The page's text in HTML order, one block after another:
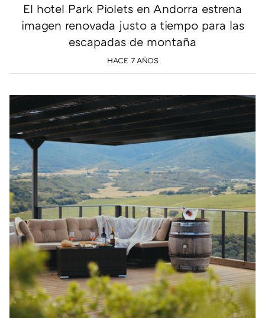
El hotel Park Piolets en Andorra estrena
imagen renovada justo a tiempo para las
escapadas de montaña
HACE 7 AÑOS